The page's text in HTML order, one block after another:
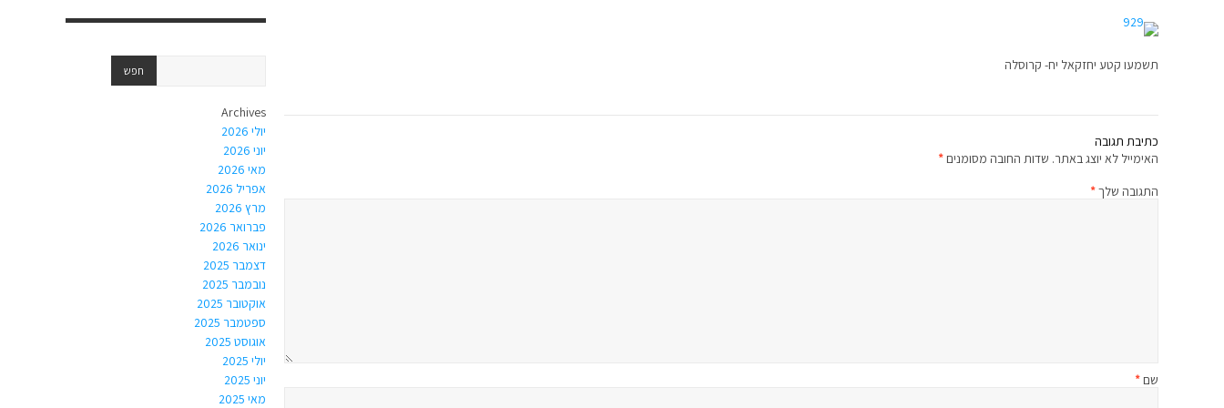
תשמעו קטע יחזקאל יח- קרוסלה
כתיבת תגובה
האימייל לא יוצג באתר. שדות החובה מסומנים*
התגובה שלך*
שם*
Archives
יולי 2026
יוני 2026
מאי 2026
אפריל 2026
מרץ 2026
פברואר 2026
ינואר 2026
דצמבר 2025
נובמבר 2025
אוקטובר 2025
ספטמבר 2025
אוגוסט 2025
יולי 2025
יוני 2025
מאי 2025